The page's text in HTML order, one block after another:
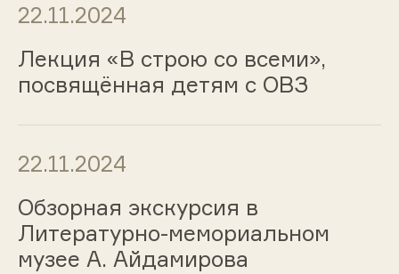
22.11.2024
Лекция «В строю со всеми»,
посвящённая детям с ОВЗ
22.11.2024
Обзорная экскурсия в
Литературно-мемориальном
музее А. Айдамирова